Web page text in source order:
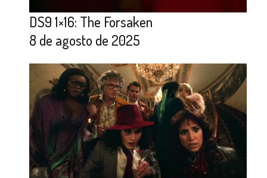
DS9 1×16: The Forsaken
8 de agosto de 2025